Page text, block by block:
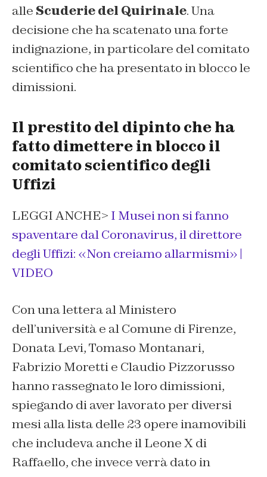
alle Scuderie del Quirinale. Una
decisione che ha scatenato una forte
indignazione, in particolare del comitato
scientifico che ha presentato in blocco le
dimissioni.
Il prestito del dipinto che ha
fatto dimettere in blocco il
comitato scientifico degli
Uffizi
LEGGI ANCHE> I Musei non si fanno
spaventare dal Coronavirus, il direttore
degli Uffizi: «Non creiamo allarmismi» |
VIDEO
Con una lettera al Ministero
dell’università e al Comune di Firenze,
Donata Levi, Tomaso Montanari,
Fabrizio Moretti e Claudio Pizzorusso
hanno rassegnato le loro dimissioni,
spiegando di aver lavorato per diversi
mesi alla lista delle 23 opere inamovibili
che includeva anche il Leone X di
Raffaello, che invece verrà dato in